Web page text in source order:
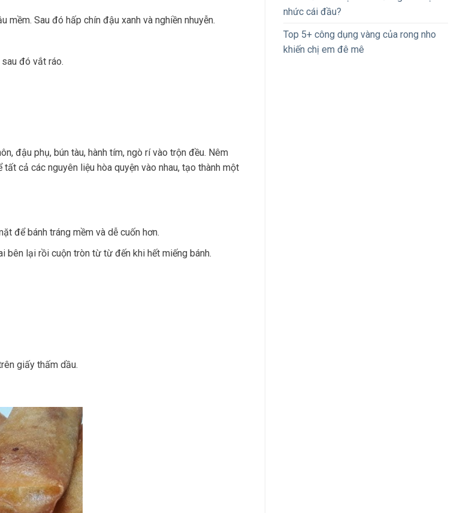
Sau đó hấp chín đậu xanh và nghiền nhuyễn.
đó vắt ráo.
đậu phụ, bún tàu, hành tím, ngò rí vào trộn đều. Nêm
cả các nguyên liệu hòa quyện vào nhau, tạo thành một
để bánh tráng mềm và dễ cuốn hơn.
bên lại rồi cuộn tròn từ từ đến khi hết miếng bánh.
giấy thấm dầu.
nhức cái đầu?
Top 5+ công dụng vàng của rong nho
khiến chị em đê mê